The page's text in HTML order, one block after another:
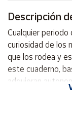
Mapa de
vendedores
Hazte
Área
vendedor
Descripción
Cualquier
curiosidad de los
que los rodea y
este cuaderno,
adquieran
concentración y